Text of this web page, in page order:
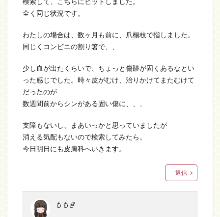
全く同じ状況です。
わたしの場合は、数ヶ月も前に、爪楊枝で指しました。
同じくコンビニの割り箸で、、
少し血が出たくらいで、ちょっと傷跡が固くあるなとい
った感じでした。時々皮がむけ、治りかけてまたむけて
だったのが
数週間前からシンがある固い傷に、、、
支障もないし、まあいっかと思っていましたが
消える気配もないので検索してみたら。
今日明日にも皮膚科へいきます。
返信
ももき